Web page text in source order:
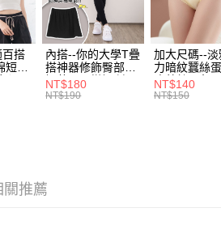
搭
短版
內搭--你的大學T疊
搭神器修飾臀部下
擺萬用內搭裙/遮臀
裙(黑2L-6L)-Q155
NT$180
NT$190
加大尺碼--淡
力暗紋蠶絲
痕蕾絲三角內
(白.粉.藍.黃
NT$140
NT$150
關推薦